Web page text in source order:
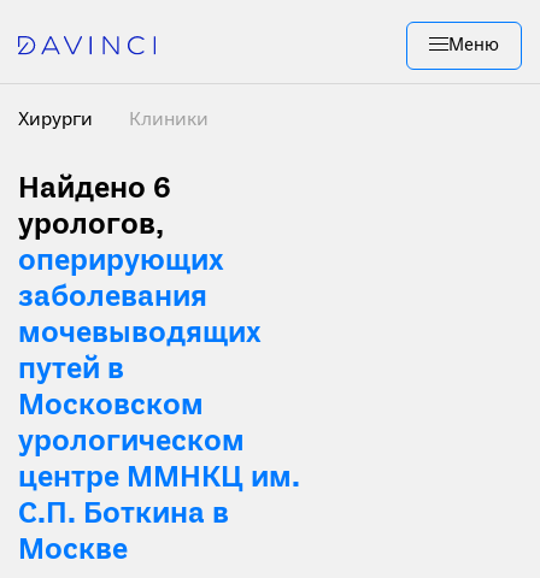
Меню
Хирурги Клиники
Найдено 6
урологов,
оперирующих
заболевания
мочевыводящих
путей в
Московском
урологическом
центре ММНКЦ им.
С.П. Боткина в
Москве